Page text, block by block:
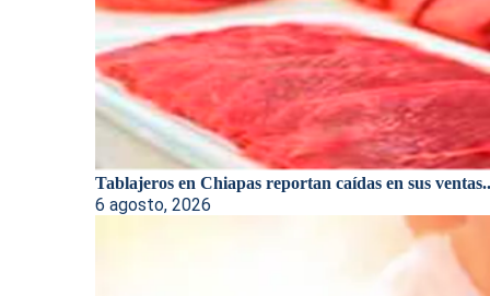
Tablajeros en Chiapas reportan caídas en sus
6 agosto, 2026